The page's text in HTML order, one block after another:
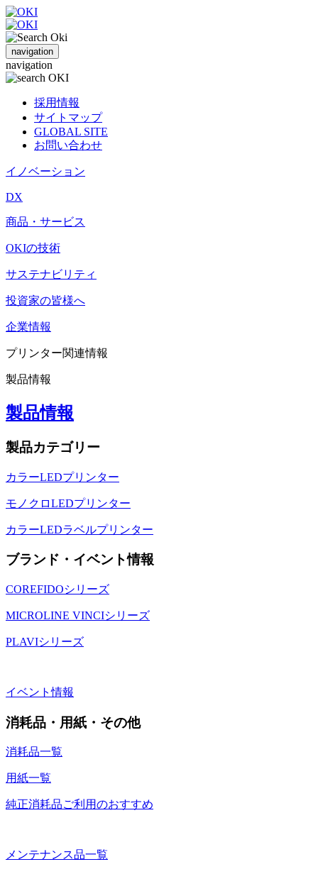
navigation
navigation
採用情報
サイトマップ
GLOBAL SITE
お問い合わせ
イノベーション
DX
商品・サービス
OKIの技術
サステナビリティ
投資家の皆様へ
企業情報
プリンター関連情報
製品情報
製品情報
製品カテゴリー
カラーLEDプリンター
モノクロLEDプリンター
カラーLEDラベルプリンター
ブランド・イベント情報
COREFIDOシリーズ
MICROLINE VINCIシリーズ
PLAVIシリーズ
イベント情報
消耗品・用紙・その他
消耗品一覧
用紙一覧
純正消耗品ご利用のおすすめ
メンテナンス品一覧